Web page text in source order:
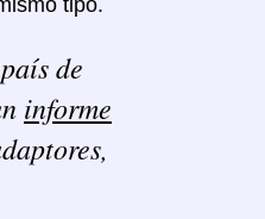
de
informe